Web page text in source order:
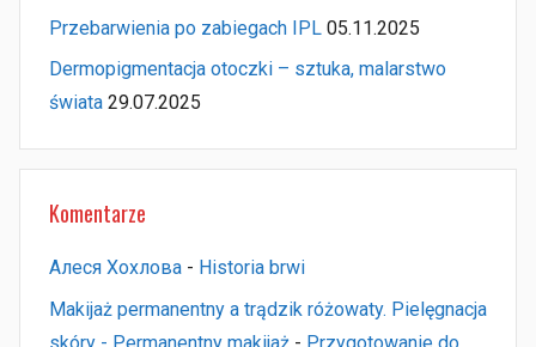
Przebarwienia po zabiegach IPL 05.11.2025
Dermopigmentacja otoczki – sztuka, malarstwo
świata 29.07.2025
Komentarze
Алеся Хохлова - Historia brwi
Makijaż permanentny a trądzik różowaty. Pielęgnacja
skóry - Permanentny makijaż - Przygotowanie do